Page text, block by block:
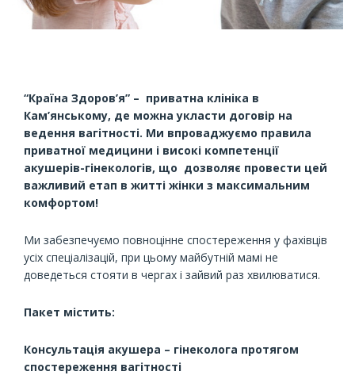
“Країна Здоров’я” – приватна клініка в
Кам’янському, де можна укласти договір на
ведення вагітності. Ми впроваджуємо правила
приватної медицини і високі компетенції
акушерів-гінекологів, що дозволяє провести цей
важливий етап в житті жінки з максимальним
комфортом!
Ми забезпечуємо повноцінне спостереження у фахівців
усіх спеціалізацій, при цьому майбутній мамі не
доведеться стояти в чергах і зайвий раз хвилюватися.
Пакет містить:
Консультація акушера – гінеколога протягом
спостереження вагітності